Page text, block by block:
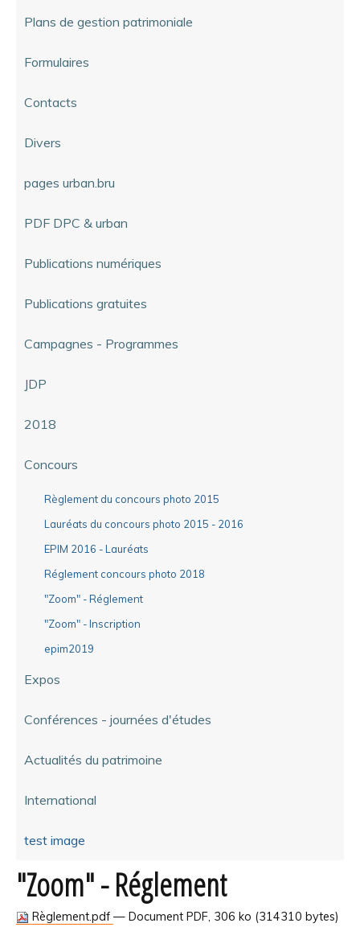
Plans de gestion patrimoniale
Formulaires
Contacts
Divers
pages urban.bru
PDF DPC & urban
Publications numériques
Publications gratuites
Campagnes - Programmes
JDP
2018
Concours
Règlement du concours photo 2015
Lauréats du concours photo 2015 - 2016
EPIM 2016 - Lauréats
Réglement concours photo 2018
"Zoom" - Réglement
"Zoom" - Inscription
epim2019
Expos
Conférences - journées d'études
Actualités du patrimoine
International
test image
"Zoom" - Réglement
Règlement.pdf — Document PDF, 306 ko (314310 bytes)